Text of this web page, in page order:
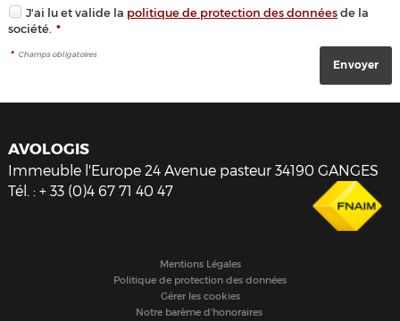
J'ai lu et valide la politique de protection des donnéesde la
société. *
* Champs obligatoires
AVOLOGIS
Immeuble l'Europe 24 Avenue pasteur 34190 GANGES
Tél. : + 33 (0)4 67 71 40 47
Mentions Légales
Politique de protection des données
Gérer les cookies
Notre barème d'honoraires